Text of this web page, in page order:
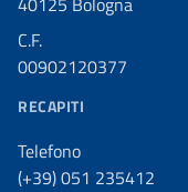
C.F.
00902120377
RECAPITI
Telefono
(+39) 051 235412